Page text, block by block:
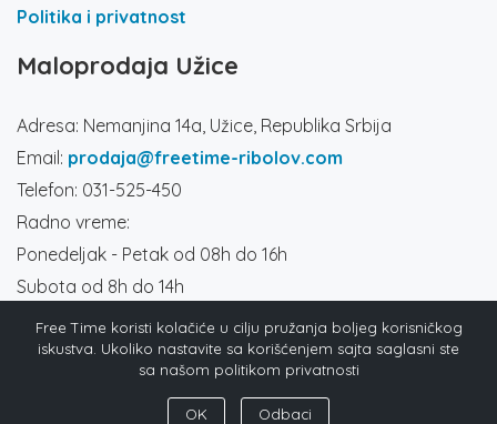
Politika i privatnost
Maloprodaja Užice
Adresa: Nemanjina 14a, Užice, Republika Srbija
Email: prodaja@freetime-ribolov.com
Telefon: 031-525-450
Radno vreme:
Ponedeljak - Petak od 08h do 16h
Subota od 8h do 14h
Društvene mreže
Free Time koristi kolačiće u cilju pružanja boljeg korisničkog
iskustva. Ukoliko nastavite sa korišćenjem sajta saglasni ste
sa našom politikom privatnosti
OK Odbaci